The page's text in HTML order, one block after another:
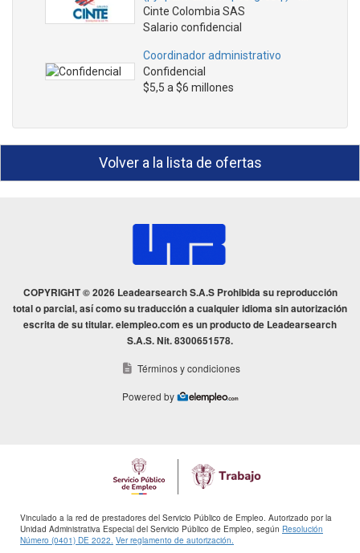
Cinte Colombia SAS
Salario confidencial
Coordinador administrativo
Confidencial
$5,5 a $6 millones
Volver a la lista de ofertas
COPYRIGHT © 2026 Leadearsearch S.A.S Prohibida su reproducción
total o parcial, así como su traducción a cualquier idioma sin autorización
escrita de su titular. elempleo.com es un producto de Leadearsearch
S.A.S. Nit. 8300651578.
Términos y condiciones
Powered by
Vinculado a la red de prestadores del Servicio Público de Empleo. Autorizado por la
Unidad Administrativa Especial del Servicio Público de Empleo, según Resolución
Número (0401) DE 2022. Ver reglamento de autorización.